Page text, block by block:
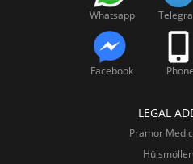
Whatsapp
Facebook Phone
LEGAL
Pramor